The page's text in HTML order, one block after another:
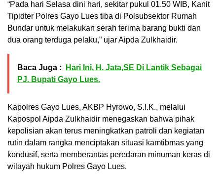
“Pada hari Selasa dini hari, sekitar pukul 01.50 WIB, Kanit
Tipidter Polres Gayo Lues tiba di Polsubsektor Rumah
Bundar untuk melakukan serah terima barang bukti dan
dua orang terduga pelaku,” ujar Aipda Zulkhaidir.
Baca Juga :
Hari Ini, H. Jata,SE Di Lantik Sebagai
PJ. Bupati Gayo Lues.
Kapolres Gayo Lues, AKBP Hyrowo, S.I.K., melalui
Kapospol Aipda Zulkhaidir menegaskan bahwa pihak
kepolisian akan terus meningkatkan patroli dan kegiatan
rutin dalam rangka menciptakan situasi kamtibmas yang
kondusif, serta memberantas peredaran minuman keras di
wilayah hukum Polres Gayo Lues.